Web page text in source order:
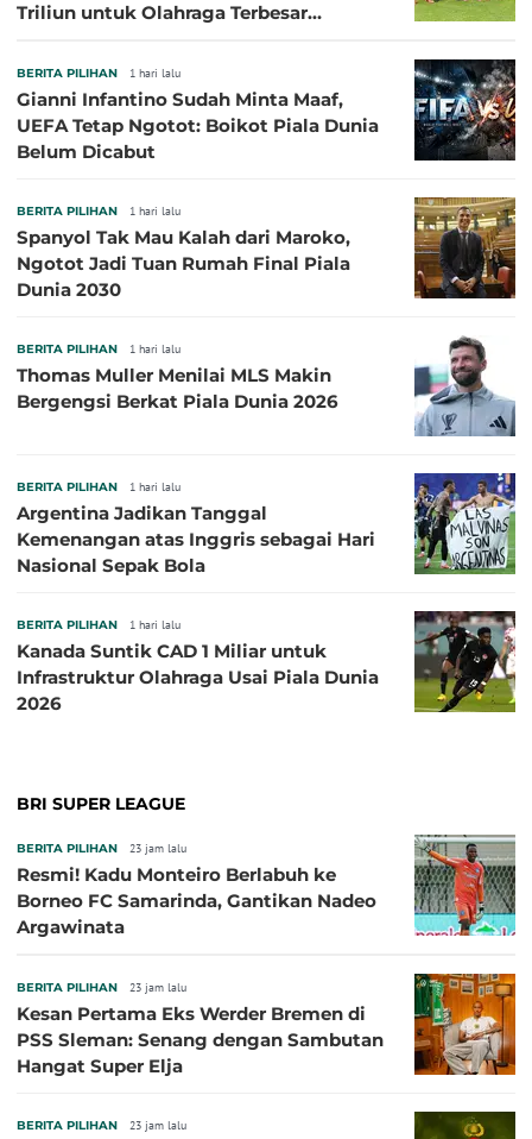
Triliun untuk Olahraga Terbesar
BERITA PILIHAN 1 hari lalu
Gianni Infantino Sudah Minta Maaf,
UEFA Tetap Ngotot: Boikot Piala Dunia
Belum Dicabut
BERITA PILIHAN 1 hari lalu
Spanyol Tak Mau Kalah dari Maroko,
Ngotot Jadi Tuan Rumah Final Piala
Dunia 2030
BERITA PILIHAN 1 hari lalu
Thomas Muller Menilai MLS Makin
Bergengsi Berkat Piala Dunia 2026
BERITA PILIHAN 1 hari lalu
Argentina Jadikan Tanggal
Kemenangan atas Inggris sebagai Hari
Nasional Sepak Bola
BERITA PILIHAN 1 hari lalu
Kanada Suntik CAD 1 Miliar untuk
Infrastruktur Olahraga Usai Piala Dunia
2026
BRI SUPER LEAGUE
BERITA PILIHAN 23 jam lalu
Resmi! Kadu Monteiro Berlabuh ke
Borneo FC Samarinda, Gantikan Nadeo
Argawinata
BERITA PILIHAN 23 jam lalu
Kesan Pertama Eks Werder Bremen di
PSS Sleman: Senang dengan Sambutan
Hangat Super Elja
BERITA PILIHAN 23 jam lalu